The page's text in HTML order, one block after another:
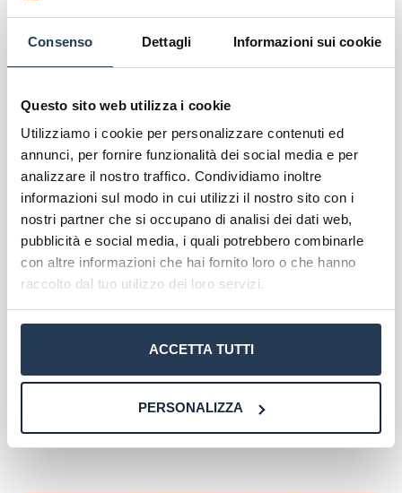
Consenso Dettagli Informazioni sui cookie
Questo sito web utilizza i cookie
Utilizziamo i cookie per personalizzare contenuti ed
annunci, per fornire funzionalità dei social media e per
analizzare il nostro traffico. Condividiamo inoltre
informazioni sul modo in cui utilizzi il nostro sito con i
nostri partner che si occupano di analisi dei dati web,
pubblicità e social media, i quali potrebbero combinarle
con altre informazioni che hai fornito loro o che hanno
raccolto dal tuo utilizzo dei loro servizi.
ACCETTA TUTTI
PERSONALIZZA
interattivi e il supporto di docenti altamente
qualificati, garantendo un apprendimento
completo ed efficace.
I corsi online offerti da eCampus consentono agli
studenti di partecipare a lezioni virtuali,
partecipare a discussioni e collaborare con i
compagni attraverso forum e chat. Inoltre, una
vasta biblioteca online è a disposizione per
l’accesso a ulteriori materiali di studio,
semplificando ulteriormente il processo di
apprendimento
Scopri l'offerta formativa
Corsi di Laurea eCampus